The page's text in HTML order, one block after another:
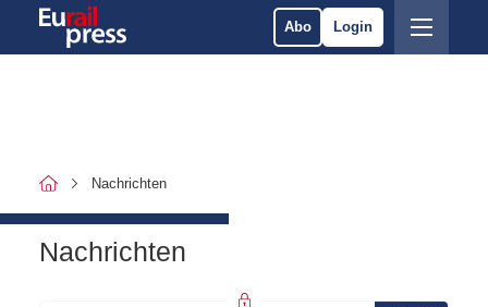
Abo Login
Nachrichten
Nachrichten